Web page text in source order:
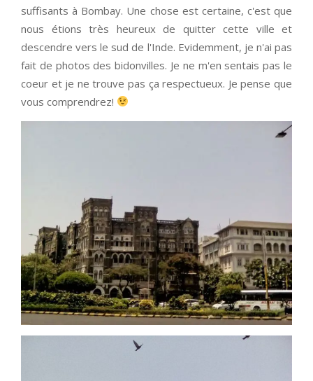
suffisants à Bombay. Une chose est certaine, c'est que
nous étions très heureux de quitter cette ville et
descendre vers le sud de l'Inde. Evidemment, je n'ai pas
fait de photos des bidonvilles. Je ne m'en sentais pas le
coeur et je ne trouve pas ça respectueux. Je pense que
vous comprendrez!